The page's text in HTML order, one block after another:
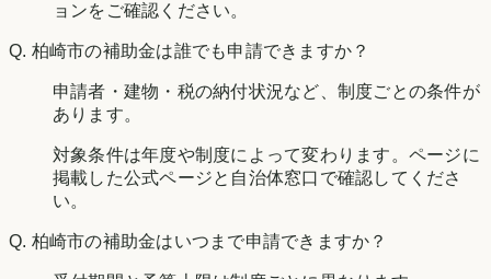
ョンをご確認ください。
Q. 柏崎市の補助金は誰でも申請できますか？
申請者・建物・税の納付状況など、制度ごとの条件が
あります。
対象条件は年度や制度によって変わります。ページに
掲載した公式ページと自治体窓口で確認してくださ
い。
Q. 柏崎市の補助金はいつまで申請できますか？